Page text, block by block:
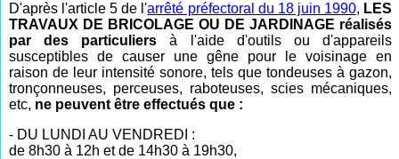
D'après l'article 5 de l'arrêté préfectoral du 18 juin 1990, LES
TRAVAUX DE BRICOLAGE OU DE JARDINAGE réalisés
par des particuliers à l'aide d'outils ou d'appareils
susceptibles de causer une gêne pour le voisinage en
raison de leur intensité sonore, tels que tondeuses à gazon,
tronçonneuses, perceuses, raboteuses, scies mécaniques,
etc, ne peuvent être effectués que :
- DU LUNDI AU VENDREDI :
de 8h30 à 12h et de 14h30 à 19h30,